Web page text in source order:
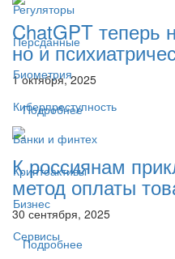
Регуляторы
Персданные
Биометрия
Киберпреступность
Банки и финтех
Криптоактивы
Бизнес
Сервисы
ChatGPT теперь
но и
1 октября, 2025
Подробнее
К россиянам
метод оплаты
30 сентября, 2025
Подробнее